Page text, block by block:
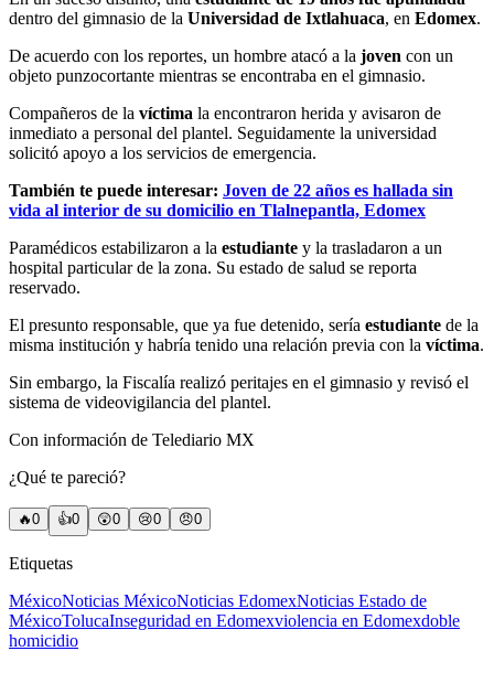
dentro del gimnasio de la Universidad de Ixtlahuaca, en Edomex.
De acuerdo con los reportes, un hombre atacó a la joven con un
objeto punzocortante mientras se encontraba en el gimnasio.
Compañeros de la víctima la encontraron herida y avisaron de
inmediato a personal del plantel. Seguidamente la universidad
solicitó apoyo a los servicios de emergencia.
También te puede interesar: Joven de 22 años es hallada sin
vida al interior de su domicilio en Tlalnepantla, Edomex
Paramédicos estabilizaron a la estudiante y la trasladaron a un
hospital particular de la zona. Su estado de salud se reporta
reservado.
El presunto responsable, que ya fue detenido, sería estudiante de la
misma institución y habría tenido una relación previa con la víctima.
Sin embargo, la Fiscalía realizó peritajes en el gimnasio y revisó el
sistema de videovigilancia del plantel.
Con información de Telediario MX
¿Qué te pareció?
🔥0 👍0 😲0 😢0 😠0
Etiquetas
MéxicoNoticias MéxicoNoticias EdomexNoticias Estado de
MéxicoTolucaInseguridad en Edomexviolencia en Edomexdoble
homicidio